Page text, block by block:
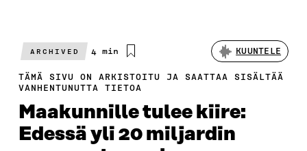
ARCHIVED
Arvioitu
4 min KUUNTELE
TÄMÄ SIVU ON ARKISTOITU JA SAATTAA SISÄLTÄÄ
VANHENTUNUTTA TIETOA
Maakunnille tulee kiire:
Edessä yli 20 miljardin